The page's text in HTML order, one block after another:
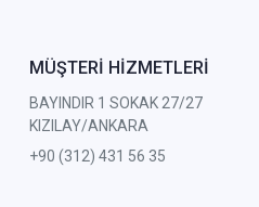
MÜŞTERİ HİZMETLERİ
BAYINDIR 1 SOKAK 27/27
KIZILAY/ANKARA
+90 (312) 431 56 35